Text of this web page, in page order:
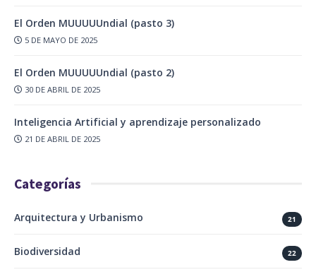
El Orden MUUUUUndial (pasto 3)
5 DE MAYO DE 2025
El Orden MUUUUUndial (pasto 2)
30 DE ABRIL DE 2025
Inteligencia Artificial y aprendizaje personalizado
21 DE ABRIL DE 2025
Categorías
Arquitectura y Urbanismo 21
Biodiversidad 22